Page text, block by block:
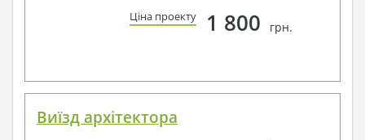
Ціна проекту 1 800 грн.
Виїзд архітектора